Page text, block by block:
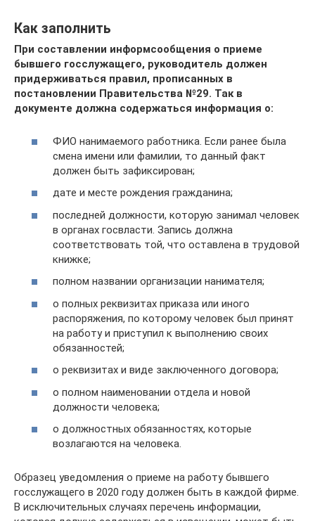
Как заполнить
При составлении информсообщения о приеме
бывшего госслужащего, руководитель должен
придерживаться правил, прописанных в
постановлении Правительства №29. Так в
документе должна содержаться информация о:
ФИО нанимаемого работника. Если ранее была
смена имени или фамилии, то данный факт
должен быть зафиксирован;
дате и месте рождения гражданина;
последней должности, которую занимал человек
в органах госвласти. Запись должна
соответствовать той, что оставлена в трудовой
книжке;
полном названии организации нанимателя;
о полных реквизитах приказа или иного
распоряжения, по которому человек был принят
на работу и приступил к выполнению своих
обязанностей;
о реквизитах и виде заключенного договора;
о полном наименовании отдела и новой
должности человека;
о должностных обязанностях, которые
возлагаются на человека.
Образец уведомления о приеме на работу бывшего
госслужащего в 2020 году должен быть в каждой фирме.
В исключительных случаях перечень информации,